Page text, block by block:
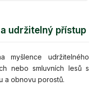
udržitelný přístup
myšlence udržitelného
nebo smluvních lesů s
a obnovu porostů.